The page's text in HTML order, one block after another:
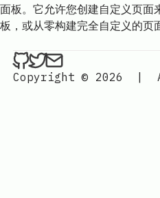
面板。它允许您创建自定义页面
板，或从零构建完全自定义的页
ethan4768 on Github
ethan4768 on
Send an email
Copyright © 2026
|